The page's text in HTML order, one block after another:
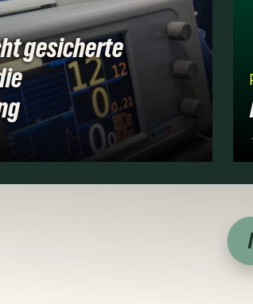
gesicherte